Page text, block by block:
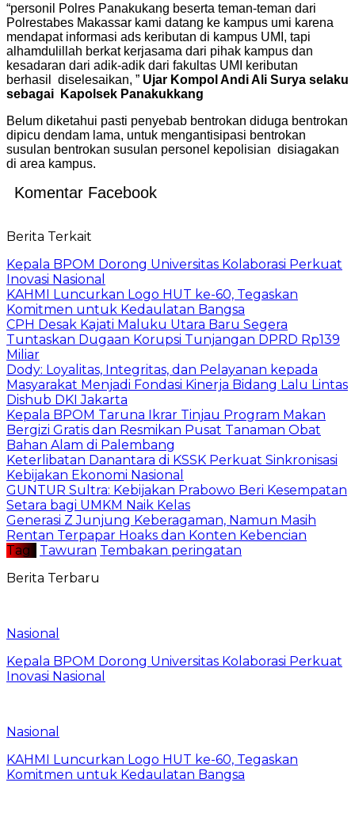
“personil Polres Panakukang beserta teman-teman dari
Polrestabes Makassar kami datang ke kampus umi karena
mendapat informasi ads keributan di kampus UMI, tapi
alhamdulillah berkat kerjasama dari pihak kampus dan
kesadaran dari adik-adik dari fakultas UMI keributan
berhasil diselesaikan, ” Ujar Kompol Andi Ali Surya selaku
sebagai Kapolsek Panakukkang
Belum diketahui pasti penyebab bentrokan diduga bentrokan
dipicu dendam lama, untuk mengantisipasi bentrokan
susulan bentrokan susulan personel kepolisian disiagakan
di area kampus.
Komentar Facebook
Berita Terkait
Kepala BPOM Dorong Universitas Kolaborasi Perkuat
Inovasi Nasional
KAHMI Luncurkan Logo HUT ke-60, Tegaskan
Komitmen untuk Kedaulatan Bangsa
CPH Desak Kajati Maluku Utara Baru Segera
Tuntaskan Dugaan Korupsi Tunjangan DPRD Rp139
Miliar
Dody: Loyalitas, Integritas, dan Pelayanan kepada
Masyarakat Menjadi Fondasi Kinerja Bidang Lalu Lintas
Dishub DKI Jakarta
Kepala BPOM Taruna Ikrar Tinjau Program Makan
Bergizi Gratis dan Resmikan Pusat Tanaman Obat
Bahan Alam di Palembang
Keterlibatan Danantara di KSSK Perkuat Sinkronisasi
Kebijakan Ekonomi Nasional
GUNTUR Sultra: Kebijakan Prabowo Beri Kesempatan
Setara bagi UMKM Naik Kelas
Generasi Z Junjung Keberagaman, Namun Masih
Rentan Terpapar Hoaks dan Konten Kebencian
Tag :
Tawuran Tembakan peringatan
Berita Terbaru
Nasional
Kepala BPOM Dorong Universitas Kolaborasi Perkuat
Inovasi Nasional
Nasional
KAHMI Luncurkan Logo HUT ke-60, Tegaskan
Komitmen untuk Kedaulatan Bangsa